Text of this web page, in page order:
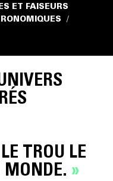
ET FAISEURS
/
TROU LE
MONDE.